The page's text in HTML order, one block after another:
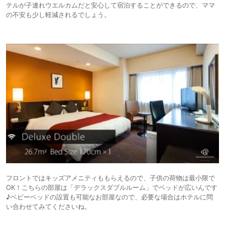
テルが子連れウエルカムだと安心して宿泊することができるので、ママ
の不安も少し軽減されるでしょう。
フロントではキッズアメニティももらえるので、子供の荷物は最小限で
OK！こちらの部屋は「デラックスダブルルーム」でベッドが広いんです
♪ベビーベッドの設置も可能なお部屋なので、必要な場合はホテルに問
い合わせてみてくださいね。